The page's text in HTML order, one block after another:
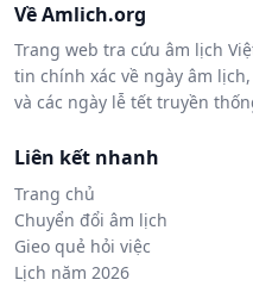
Về Amlich.org
Trang web tra cứu âm lịch
tin chính xác về ngày âm
và các ngày lễ tết truyền
Liên kết nhanh
Trang chủ
Chuyển đổi âm lịch
Gieo quẻ hỏi việc
Lịch năm 2026